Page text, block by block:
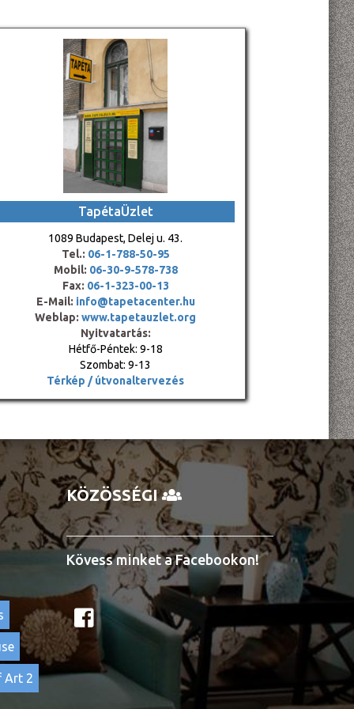
TapétaÜzlet
1089 Budapest, Delej u. 43.
Tel.: 06-1-788-50-95
Mobil: 06-30-9-578-738
Fax: 06-1-323-00-13
E-Mail: info@tapetacenter.hu
Weblap: www.tapetauzlet.org
Nyitvatartás:
Hétfő-Péntek: 9-18
Szombat: 9-13
Térkép / útvonaltervezés
Art 2
KÖZÖSSÉGI
Kövess minket a Facebookon!